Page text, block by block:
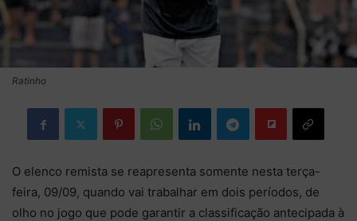
Ratinho
O elenco remista se reapresenta somente nesta terça-
feira, 09/09, quando vai trabalhar em dois períodos, de
olho no jogo que pode garantir a classificação antecipada à